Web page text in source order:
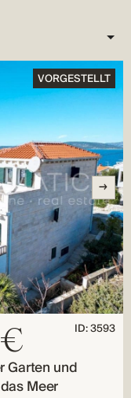
VORGESTELLT
ID: 3593
Garten und
Meer